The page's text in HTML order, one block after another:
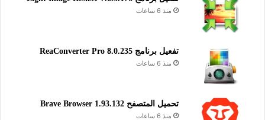
منذ 6 ساعات
تفعيل برنامج ReaConverter Pro 8.0.235
منذ 6 ساعات
تحميل المتصفح Brave Browser 1.93.132
منذ 6 ساعات